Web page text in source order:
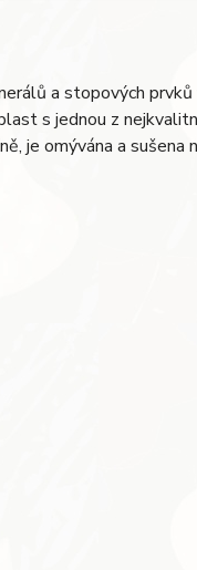
a stopových
s jednou z
je omývána a sušena